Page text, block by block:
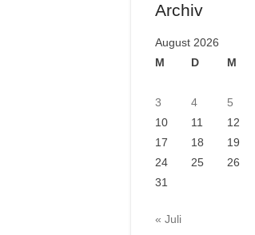
Archiv
August 2026
M
D M
3
4 5
10
11 12
17
18 19
24
25 26
31
« Juli